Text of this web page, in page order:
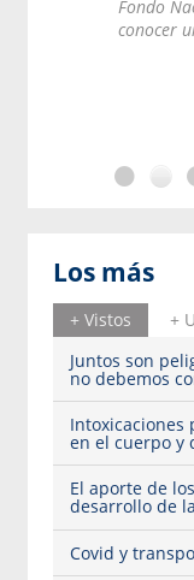
Fondo
conocer
Los más
+ Vistos
+
Juntos son
no debemos
Intoxicaciones
en el cuerpo y
El aporte de
desarrollo de
Covid y